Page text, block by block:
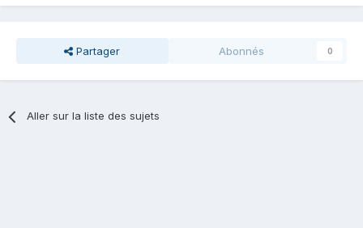
Partager Abonnés 0
Aller sur la liste des sujets